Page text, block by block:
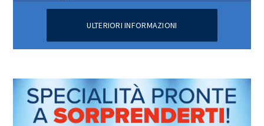
ULTERIORI INFORMAZIONI